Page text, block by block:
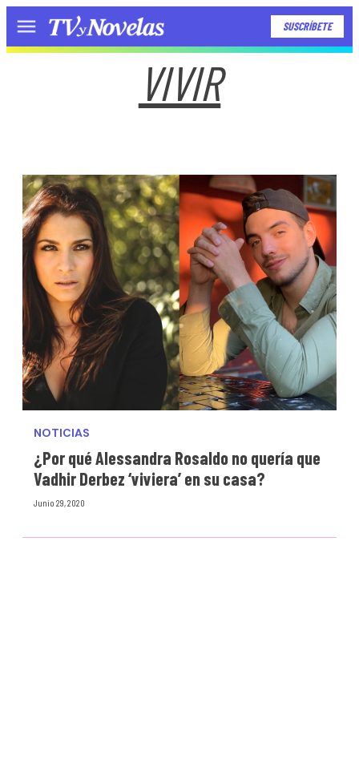
Menú SUSCRÍBETE
VIVIR
NOTICIAS
¿Por qué Alessandra Rosaldo no quería que
Vadhir Derbez ‘viviera’ en su casa?
Junio 29, 2020